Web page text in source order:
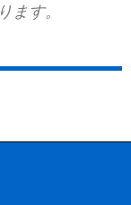
ます。